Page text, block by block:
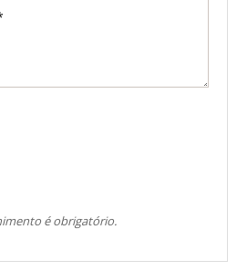
é obrigatório.